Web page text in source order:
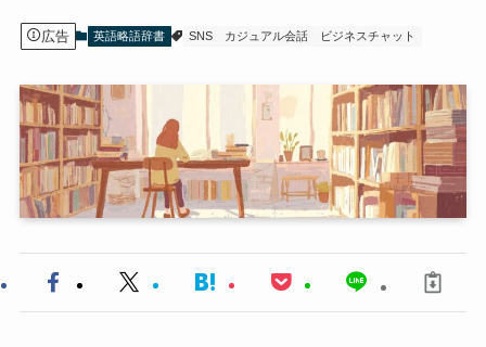
広告 英語略語辞書 SNS カジュアル会話 ビジネスチャット